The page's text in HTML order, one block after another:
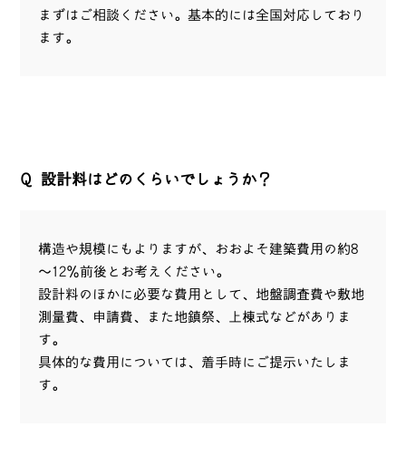
まずはご相談ください。基本的には全国対応しており
ます。
Q 設計料はどのくらいでしょうか？
構造や規模にもよりますが、おおよそ建築費用の約8
～12％前後とお考えください。
設計料のほかに必要な費用として、地盤調査費や敷地
測量費、申請費、また地鎮祭、上棟式などがありま
す。
具体的な費用については、着手時にご提示いたしま
す。